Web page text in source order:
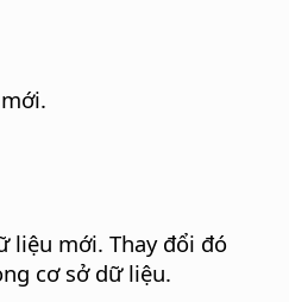
liệu mới. Thay đổi đó
cơ sở dữ liệu.